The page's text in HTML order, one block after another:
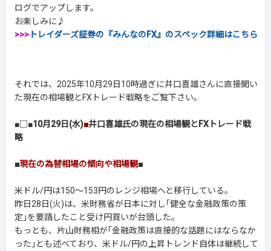
ログでアップします。
お楽しみに♪
>>> トレイダーズ証券の『みんなのFX』のスペック詳細はこちら
それでは、2025年10月29日10時過ぎに井口喜雄さんに直接聞い
た現在の相場観とFXトレード戦略をご覧下さい。
■□■10月29日(水)■井口喜雄氏の現在の相場観とFXトレード戦
略
■現在の為替相場の傾向や相場観■
米ドル/円は150～153円のレンジ相場へと移行している。
昨日28日(火)は、米財務省が日本に対し｢健全な金融政策の策
定｣を要請したこと受け円買いが台頭した。
もっとも、片山財務相が｢金融政策は直接的な話題にはならなか
った｣とも述べており、米ドル/円の上昇トレンド自体は継続して